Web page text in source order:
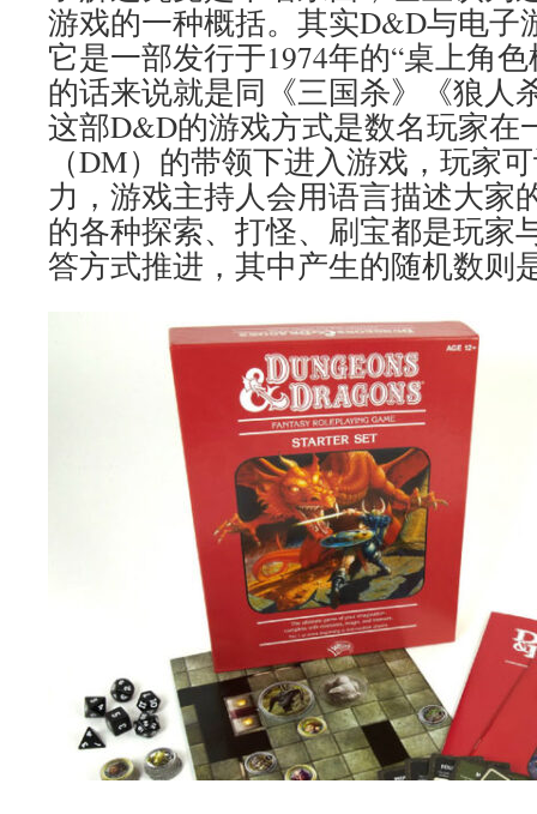
游戏的一种概括。其实D&D与电子
它是一部发行于1974年的“桌上角
的话来说就是同《三国杀》《狼人
这部D&D的游戏方式是数名玩家在
（DM）的带领下进入游戏，玩家
力，游戏主持人会用语言描述大家
的各种探索、打怪、刷宝都是玩家
答方式推进，其中产生的随机数则